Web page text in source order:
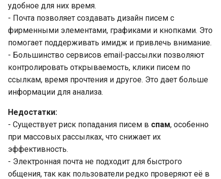
удобное для них время.
- Почта позволяет создавать дизайн писем с
фирменными элементами, графиками и кнопками. Это
помогает поддерживать имидж и привлечь внимание.
- Большинство сервисов email-рассылки позволяют
контролировать открываемость, клики писем по
ссылкам, время прочтения и другое. Это дает больше
информации для анализа.
Недостатки:
- Существует риск попадания писем в спам, особенно
при массовых рассылках, что снижает их
эффективность.
- Электронная почта не подходит для быстрого
общения, так как пользователи редко проверяют её в